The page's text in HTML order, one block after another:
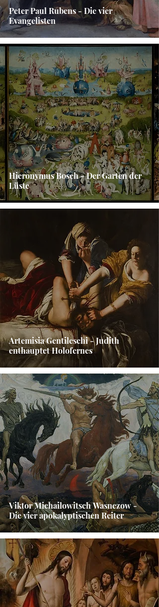
Peter Paul Rubens - Die vier
Evangelisten
Hieronymus Bosch - Der Garten der
Lüste
Artemisia Gentileschi - Judith
enthauptet Holofernes
Viktor Michailowitsch Wasnezow -
Die vier apokalyptischen Reiter